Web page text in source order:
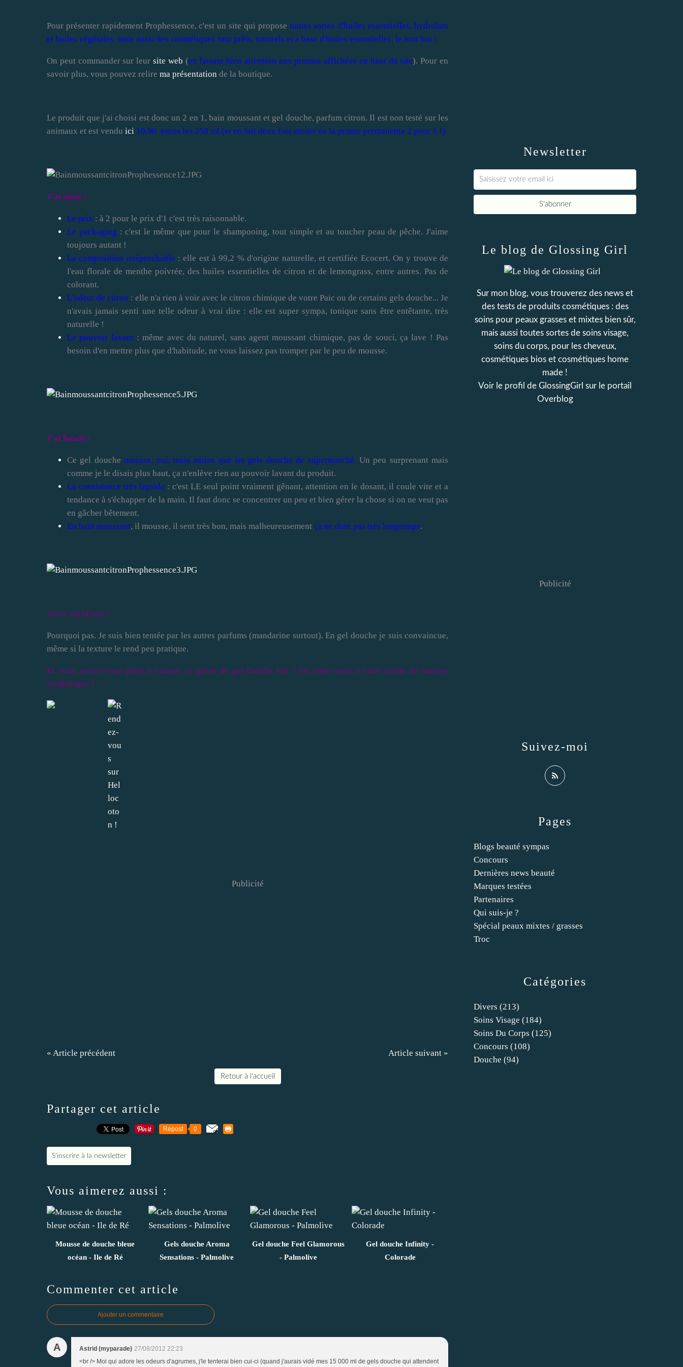
Pour présenter rapidement Prophessence, c'est un site qui propose toutes sortes d'huiles essentielles, hydrolats
et huiles végétales, mais aussi des cosmétiques tout prêts, naturels et à base d'huiles essentielles, le tout bio !
On peut commander sur leur site web (en faisant bien attention aux promos affichées en haut du site). Pour en
savoir plus, vous pouvez relire ma présentation de la boutique.
Le produit que j'ai choisi est donc un 2 en 1, bain moussant et gel douche, parfum citron. Il est non testé sur les
animaux et est vendu ici 10,90 euros les 250 ml (et en fait deux fois moins vu la promo permanente 2 pour 1 !)
J'ai aimé :
Le prix : à 2 pour le prix d'1 c'est très raisonnable.
Le packaging : c'est le même que pour le shampooing, tout simple et au toucher peau de pêche. J'aime
toujours autant !
La composition irréprochable : elle est à 99,2 % d'origine naturelle, et certifiée Ecocert. On y trouve de
l'eau florale de menthe poivrée, des huiles essentielles de citron et de lemongrass, entre autres. Pas de
colorant.
L'odeur de citron : elle n'a rien à voir avec le citron chimique de votre Paic ou de certains gels douche... Je
n'avais jamais senti une telle odeur à vrai dire : elle est super sympa, tonique sans être entêtante, très
naturelle !
Le pouvoir lavant: même avec du naturel, sans agent moussant chimique, pas de souci, ça lave ! Pas
besoin d'en mettre plus que d'habitude, ne vous laissez pas tromper par le peu de mousse.
J'ai boudé :
Ce gel douchemousse, oui, mais moins que les gels douche de supermarché. Un peu surprenant mais
comme je le disais plus haut, ça n'enlève rien au pouvoir lavant du produit.
La consistance très liquide : c'est LE seul point vraiment gênant, attention en le dosant, il coule vite et a
tendance à s'échapper de la main. Il faut donc se concentrer un peu et bien gérer la chose si on ne veut pas
en gâcher bêtement.
En bain moussant, il mousse, il sent très bon, mais malheureusement ça ne dure pas très longtemps.
Alors, rachètera ?
Pourquoi pas. Je suis bien tentée par les autres parfums (mandarine surtout). En gel douche je suis convaincue,
même si la texture le rend peu pratique.
Et vous, seriez-vous prête à essayer ce genre de gel douche bio ? Ou tenez-vous à votre tonne de mousse
synthétique ?
Publicité
« Article précédent Article suivant »
Retour à l'accueil
Partager cet article
Repost 0
S'inscrire à la newsletter
Vous aimerez aussi :
Mousse de douche bleue
océan - Ile de Ré
Gels douche Aroma
Sensations - Palmolive
Gel douche Feel Glamorous
- Palmolive
Gel douche Infinity -
Colorade
Commenter cet article
Ajouter un commentaire
A Astrid (myparade) 27/08/2012 22:23
<br /> Moi qui adore les odeurs d'agrumes, j'le tenterai bien cui-ci (quand j'aurais vidé mes 15 000 ml de gels douche qui attendent
Newsletter
Catégories
Divers (213)
Soins Visage (184)
Soins Du Corps (125)
Concours (108)
Douche (94)
Pages
Blogs beauté sympas
Concours
Dernières news beauté
Marques testées
Partenaires
Qui suis-je ?
Spécial peaux mixtes / grasses
Troc
Le blog de Glossing Girl
Sur mon blog, vous trouverez des news et
des tests de produits cosmétiques : des
soins pour peaux grasses et mixtes bien sûr,
mais aussi toutes sortes de soins visage,
soins du corps, pour les cheveux,
cosmétiques bios et cosmétiques home
made !
Voir le profil de GlossingGirl sur le portail
Overblog
Suivez-moi
Publicité